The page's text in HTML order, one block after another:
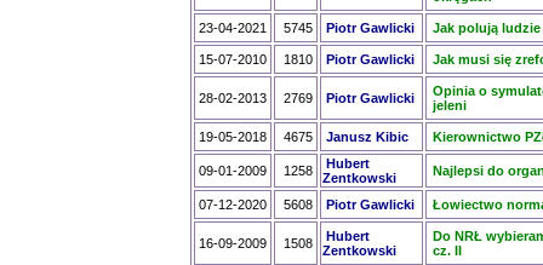
23-04-2021 5745 Piotr Gawlicki Jak polują
15-07-2010 1810 Piotr Gawlicki Jak musi się
28-02-2013 2769 Piotr Gawlicki
Opinia o
jeleni
19-05-2018 4675 Janusz Kibic Kierownictwo
09-01-2009 1258
Hubert
Zentkowski
Najlepsi do
07-12-2020 5608 Piotr Gawlicki Łowiectwo
16-09-2009 1508
Hubert
Zentkowski
Do NRŁ
cz. II